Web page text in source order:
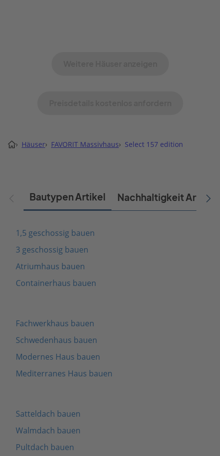
› Häuser› FAVORIT Massivhaus› Select 157 edition
Bautypen Artikel Nachhaltigkeit Artikel
1,5 geschossig bauen
3 geschossig bauen
Atriumhaus bauen
Containerhaus bauen
Fachwerkhaus bauen
Schwedenhaus bauen
Modernes Haus bauen
Mediterranes Haus bauen
Satteldach bauen
Walmdach bauen
Pultdach bauen